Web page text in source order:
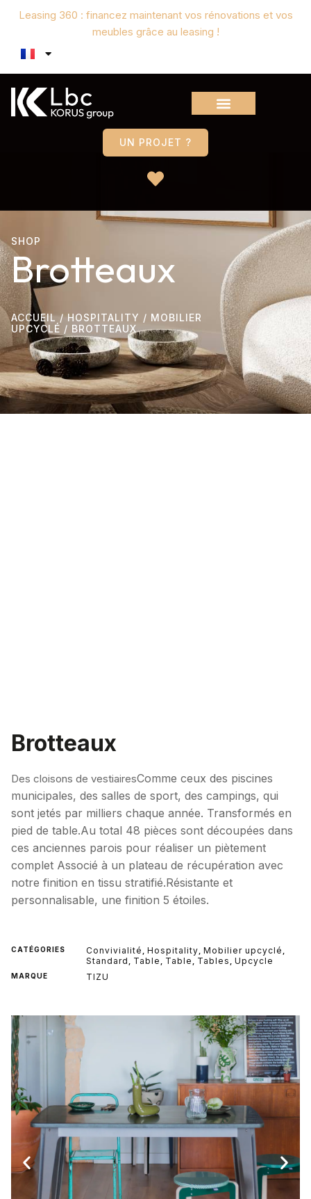
Leasing 360 : financez maintenant vos rénovations et vos
meubles grâce au leasing !
UN PROJET ?
SHOP
Brotteaux
ACCUEIL/HOSPITALITY / MOBILIER
UPCYCLÉ / BROTTEAUX
Brotteaux
Des cloisons de vestiairesComme ceux des piscines
municipales, des salles de sport, des campings, qui
sont jetés par milliers chaque année. Transformés en
pied de table.Au total 48 pièces sont découpées dans
ces anciennes parois pour réaliser un piètement
complet Associé à un plateau de récupération avec
notre finition en tissu stratifié.Résistante et
personnalisable, une finition 5 étoiles.
CATÉGORIES Convivialité Hospitality Mobilier upcyclé
Standard Table Table Tables Upcycle
MARQUE TIZU